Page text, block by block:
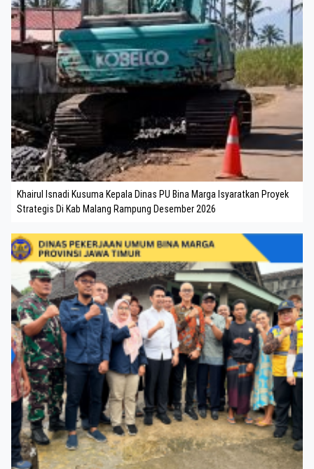
Khairul Isnadi Kusuma Kepala Dinas PU Bina Marga Isyaratkan Proyek
Strategis Di Kab Malang Rampung Desember 2026